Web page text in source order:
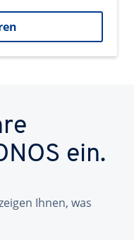
ein.
Ihnen, was